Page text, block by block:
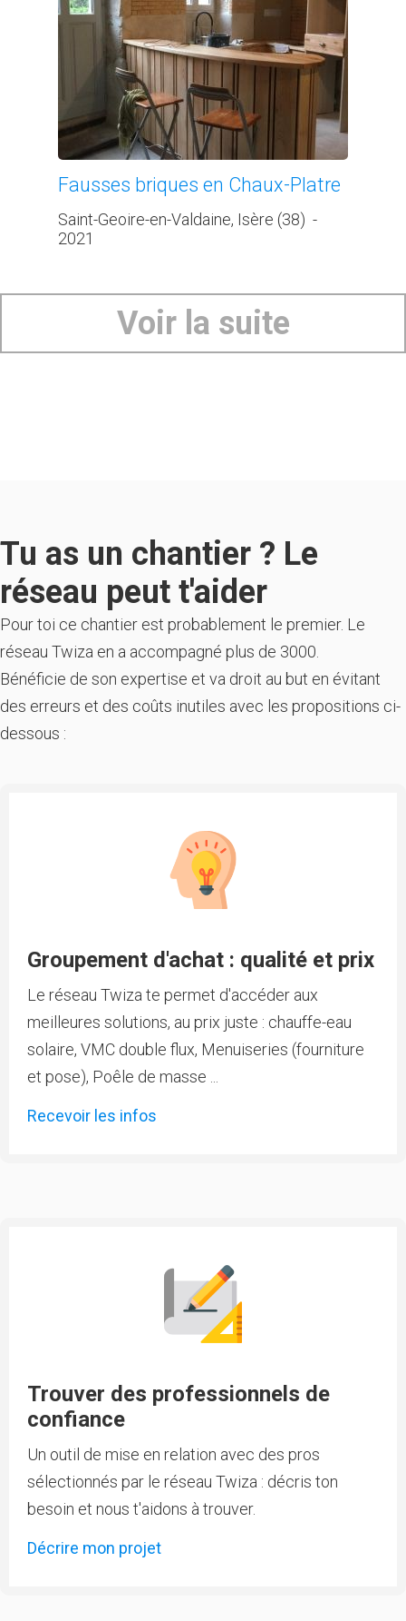
Fausses briques en Chaux-Platre
Saint-Geoire-en-Valdaine, Isère (38) -
2021
Voir la suite
Tu as un chantier ? Le
réseau peut t'aider
Pour toi ce chantier est probablement le premier. Le
réseau Twiza en a accompagné plus de 3000.
Bénéficie de son expertise et va droit au but en évitant
des erreurs et des coûts inutiles avec les propositions ci-
dessous :
Groupement d'achat : qualité et prix
Le réseau Twiza te permet d'accéder aux
meilleures solutions, au prix juste : chauffe-eau
solaire, VMC double flux, Menuiseries (fourniture
et pose), Poêle de masse ...
Recevoir les infos
Trouver des professionnels de
confiance
Un outil de mise en relation avec des pros
sélectionnés par le réseau Twiza : décris ton
besoin et nous t'aidons à trouver.
Décrire mon projet